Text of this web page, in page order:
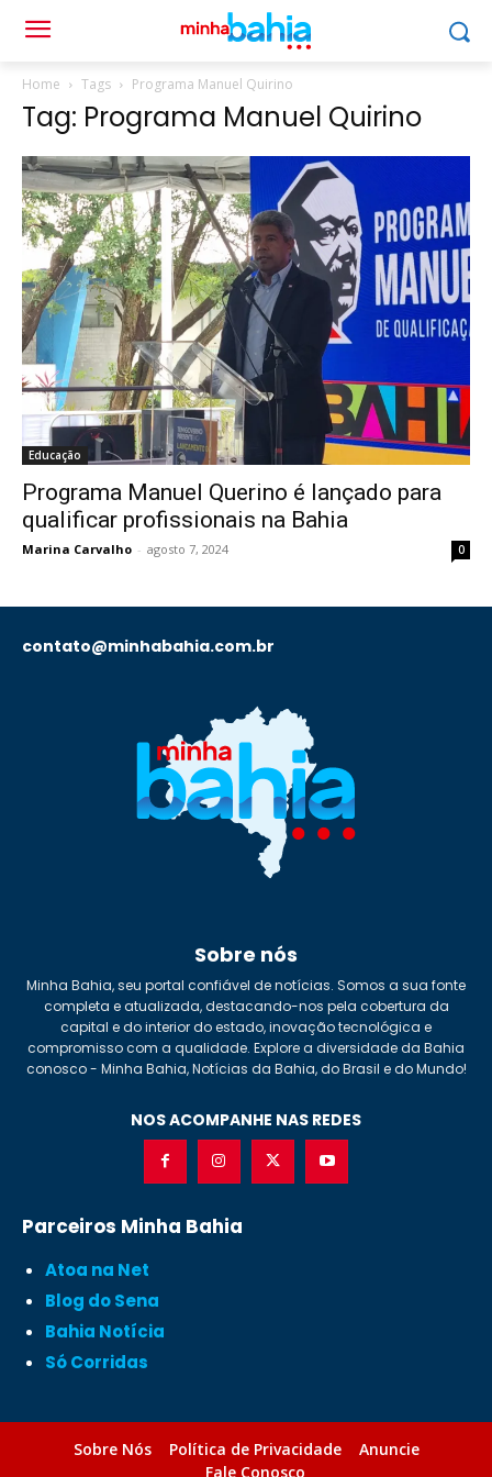
Home Tags Programa Manuel Quirino
Tag: Programa Manuel Quirino
Educação
Programa Manuel Querino é lançado para
qualificar profissionais na Bahia
Marina Carvalho - agosto 7, 2024 0
contato@minhabahia.com.br
Sobre nós
Minha Bahia, seu portal confiável de notícias. Somos a sua fonte
completa e atualizada, destacando-nos pela cobertura da
capital e do interior do estado, inovação tecnológica e
compromisso com a qualidade. Explore a diversidade da Bahia
conosco - Minha Bahia, Notícias da Bahia, do Brasil e do Mundo!
NOS ACOMPANHE NAS REDES
Parceiros Minha Bahia
Atoa na Net
Blog do Sena
Bahia Notícia
Só Corridas
Sobre Nós Política de Privacidade
Anuncie
Fale Conosco